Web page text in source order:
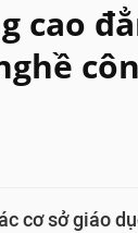
cao
cơ sở giáo